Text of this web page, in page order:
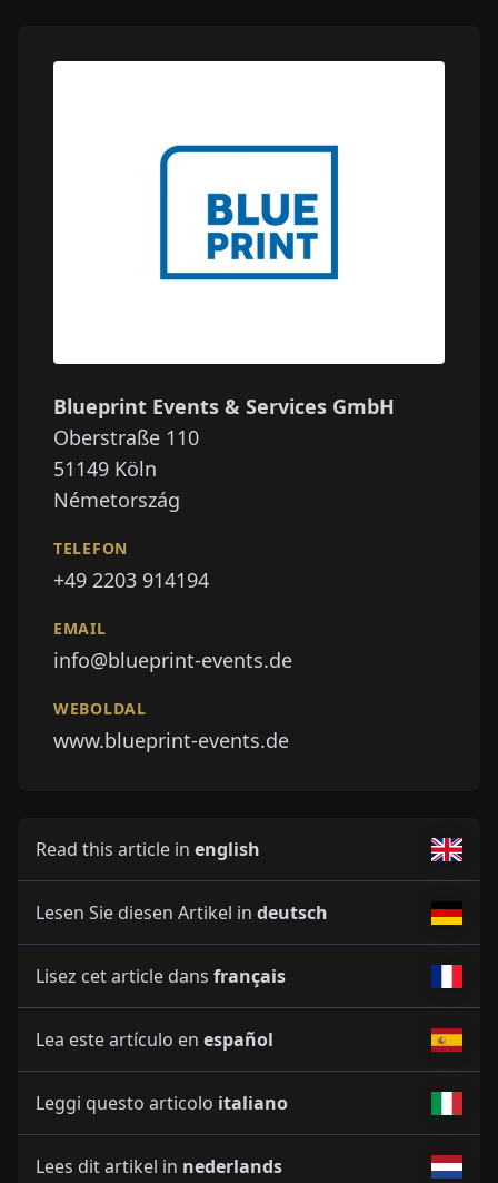
Blueprint Events & Services GmbH
Oberstraße 110
51149 Köln
Németország
TELEFON
+49 2203 914194
EMAIL
info@blueprint-events.de
WEBOLDAL
www.blueprint-events.de
Read this article in english
Lesen Sie diesen Artikel in deutsch
Lisez cet article dans français
Lea este artículo en español
Leggi questo articolo italiano
Lees dit artikel in nederlands